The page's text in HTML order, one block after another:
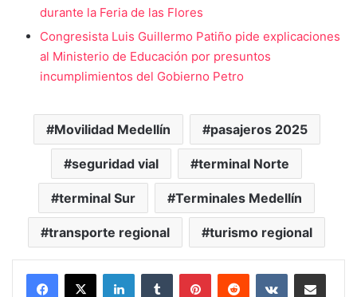
durante la Feria de las Flores
Congresista Luis Guillermo Patiño pide explicaciones
al Ministerio de Educación por presuntos
incumplimientos del Gobierno Petro
Movilidad Medellín pasajeros 2025
seguridad vial terminal Norte
terminal Sur Terminales Medellín
transporte regional turismo regional
LinkedInTumblr PinterestReddit VKontakteCompartir vía Mail